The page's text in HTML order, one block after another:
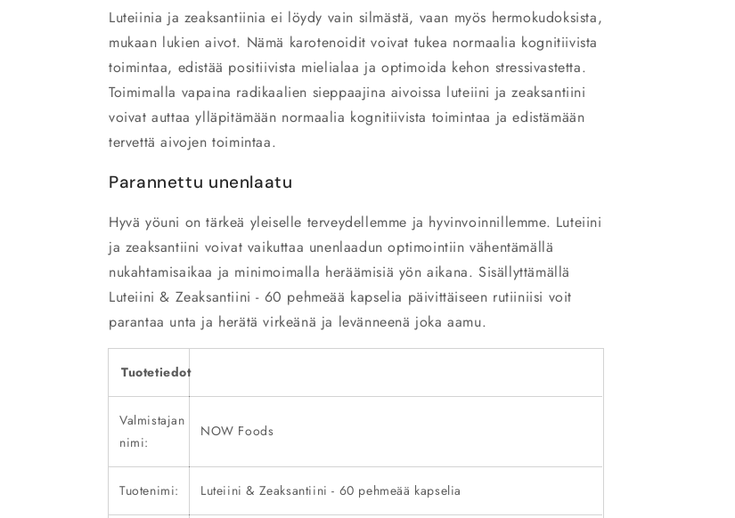
Luteiinia ja zeaksantiinia ei löydy vain silmästä, vaan myös hermokudoksista,
mukaan lukien aivot. Nämä karotenoidit voivat tukea normaalia kognitiivista
toimintaa, edistää positiivista mielialaa ja optimoida kehon stressivastetta.
Toimimalla vapaina radikaalien sieppaajina aivoissa luteiini ja zeaksantiini
voivat auttaa ylläpitämään normaalia kognitiivista toimintaa ja edistämään
tervettä aivojen toimintaa.
Parannettu unenlaatu
Hyvä yöuni on tärkeä yleiselle terveydellemme ja hyvinvoinnillemme. Luteiini
ja zeaksantiini voivat vaikuttaa unenlaadun optimointiin vähentämällä
nukahtamisaikaa ja minimoimalla heräämisiä yön aikana. Sisällyttämällä
Luteiini & Zeaksantiini - 60 pehmeää kapselia päivittäiseen rutiiniisi voit
parantaa unta ja herätä virkeänä ja levänneenä joka aamu.
Tuotetiedot
Valmistajan
nimi:
NOW Foods
Tuotenimi: Luteiini & Zeaksantiini - 60 pehmeää kapselia